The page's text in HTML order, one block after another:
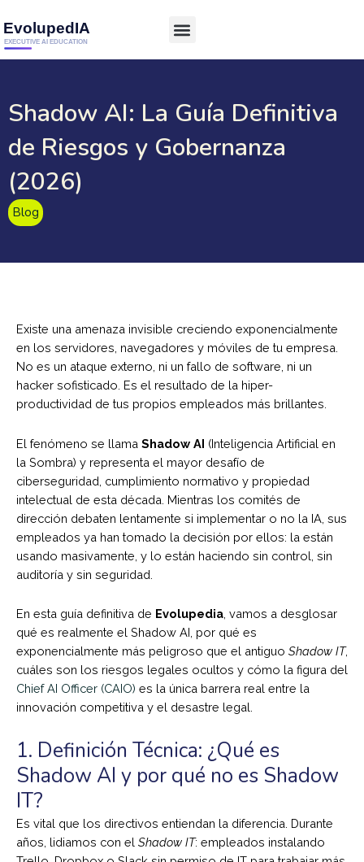
Shadow AI: La Guía Definitiva
de Riesgos y Gobernanza
(2026)
Blog
Existe una amenaza invisible creciendo exponencialmente
en los servidores, navegadores y móviles de tu empresa.
No es un ataque externo, ni un fallo de software, ni un
hacker sofisticado. Es el resultado de la hiper-
productividad de tus propios empleados más brillantes.
El fenómeno se llama Shadow AI (Inteligencia Artificial en
la Sombra) y representa el mayor desafío de
ciberseguridad, cumplimiento normativo y propiedad
intelectual de esta década. Mientras los comités de
dirección debaten lentamente si implementar o no la IA, sus
empleados ya han tomado la decisión por ellos: la están
usando masivamente, y lo están haciendo sin control, sin
auditoría y sin seguridad.
En esta guía definitiva de Evolupedia , vamos a desglosar
qué es realmente el Shadow AI, por qué es
exponencialmente más peligroso que el antiguo Shadow IT,
cuáles son los riesgos legales ocultos y cómo la figura del
Chief AI Officer (CAIO) es la única barrera real entre la
innovación competitiva y el desastre legal.
1. Definición Técnica: ¿Qué es
Shadow AI y por qué no es Shadow
IT?
Es vital que los directivos entiendan la diferencia. Durante
años, lidiamos con el Shadow IT: empleados instalando